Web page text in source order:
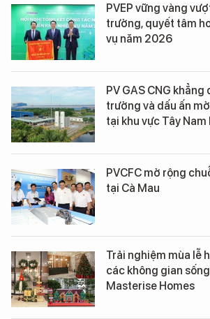
PVEP vững vàng
trưởng, quyết tâm
vụ năm 2026
PV GAS CNG
trưởng và dấu ấn
tại khu vực Tây Nam
PVCFC mở rộng
tại Cà Mau
Trải nghiệm mùa lễ
các không gian
Masterise Homes